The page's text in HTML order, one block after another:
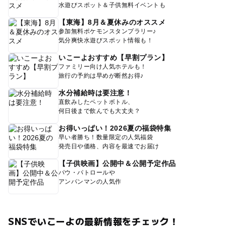
水遊びスポット＆子供無料イベントも
【東海】8月＆夏休みのオススメ
参加無料ポケモンスタンプラリー♪
気分爽快水遊びスポット情報も！
いこーよおすすめ【早割プラン】
ファミリー向け人気ホテルも！
旅行の予約は早めが断然お得♪
水分補給時は要注意！
直飲みしたペットボトル、
何日後まで飲んでも大丈夫？
お得いっぱい！2026夏の福袋特集
早い者勝ち！数量限定の人気福袋
発売日や価格、内容を最速でお届け
【子供映画】公開中＆公開予定作品
パウ・パトロールや
アンパンマンの人気作
SNSでいこーよの最新情報をチェック！